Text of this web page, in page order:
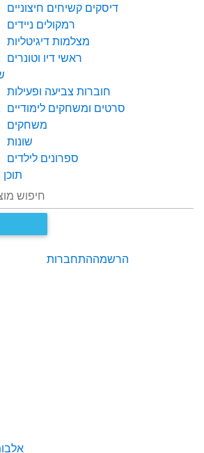
דיסקים קשיחים חיצוניים
רמקולים ניידים
מצלמות דיגיטליות
ראשי דיו וטונרים
חוברות צביעה ופעילות
סרטים ומשחקים לימודיים
משחקים
שונות
ספרונים לילדים
תוכן
התחברותהרשמה